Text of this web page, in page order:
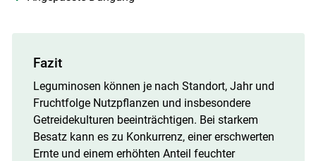
Fazit
Leguminosen können je nach Standort, Jahr und
Fruchtfolge Nutzpflanzen und insbesondere
Getreidekulturen beeinträchtigen. Bei starkem
Besatz kann es zu Konkurrenz, einer erschwerten
Ernte und einem erhöhten Anteil feuchter